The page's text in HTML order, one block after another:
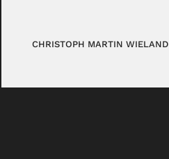
CHRISTOPH MARTIN WIELAND